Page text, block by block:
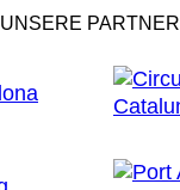
UNSERE PARTNER